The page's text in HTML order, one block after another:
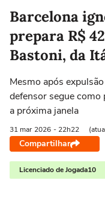
Selecione o time para
Barcelona
prepara R$
Bastoni, da
Mesmo após
defensor segue
a próxima janela
31 mar 2026 - 22h22
Compartilhar
Licenciado de Jogada10